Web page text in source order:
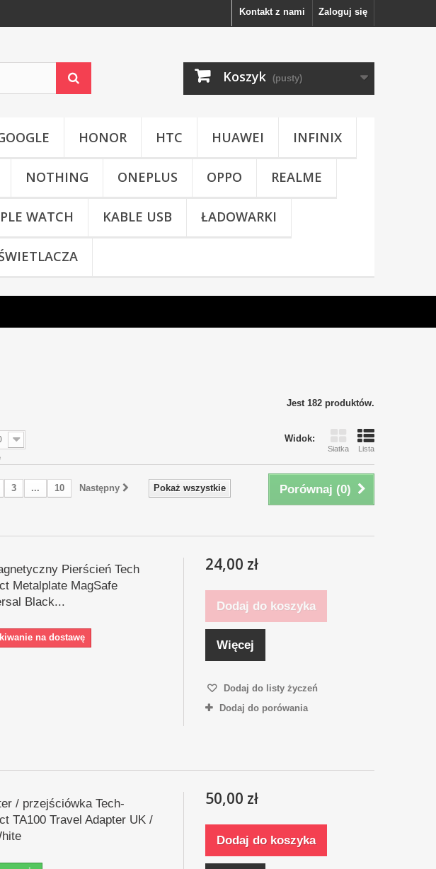
Zaloguj się
Kontakt z nami
Koszyk (pusty)
HONOR HTC HUAWEI INFINIX
NOTHING ONEPLUS OPPO REALME
WATCH KABLE USB ŁADOWARKI
Jest 182 produktów.
Widok:
Siatka Lista
Porównaj (0)
Pokaż wszystkie
3 ... 10 Następny
Pierścień Tech
Metalplate MagSafe
Black...
na dostawę
24,00 zł
Dodaj do koszyka
Więcej
Dodaj do listy życzeń
Dodaj do porówania
/ przejściówka Tech-
TA100 Travel Adapter UK /
50,00 zł
Dodaj do koszyka